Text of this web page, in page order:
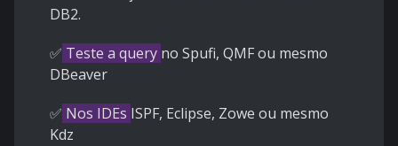
DB2.
✅ Teste a query no Spufi, QMF ou mesmo
DBeaver
✅ Nos IDEs ISPF, Eclipse, Zowe ou mesmo
Kdz